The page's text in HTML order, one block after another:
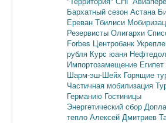
Бархатный сезон Астана
Ереван Тбилиси
Резервисты Олигархи
Forbes Центробанк
рубля Курс юаня
Импортозамещение Египет
Шарм-эш-Шейх Горящие
Частичная мобилизация
Германию Гостиницы
Энергетический сбор
тепло Алексей Дмитриев